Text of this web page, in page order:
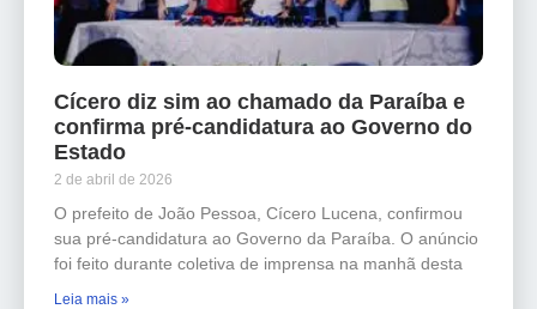
Cícero diz sim ao chamado da Paraíba e
confirma pré-candidatura ao Governo do
Estado
2 de abril de 2026
O prefeito de João Pessoa, Cícero Lucena, confirmou
sua pré-candidatura ao Governo da Paraíba. O anúncio
foi feito durante coletiva de imprensa na manhã desta
Leia mais »